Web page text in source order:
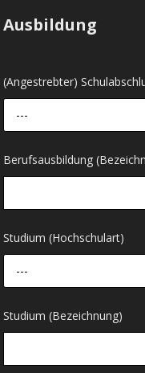
Ausbildung
(Angestrebter)
---
Berufsausbildung
Studium (Hochschulart)
---
Studium (Bezeichnung)